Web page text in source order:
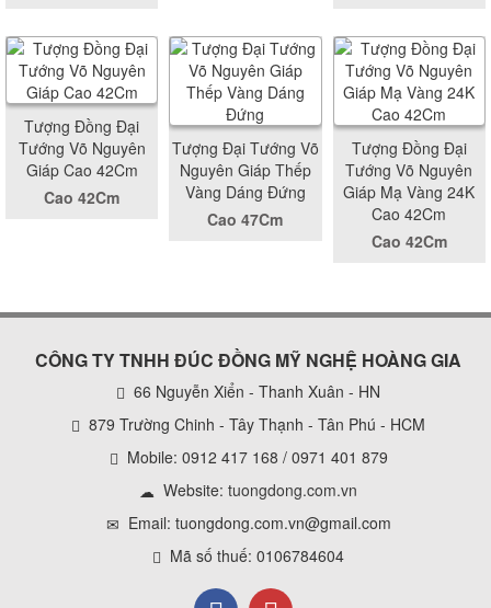
Tượng Đồng Đại
Tướng Võ Nguyên
Giáp Cao 42Cm
Cao 42Cm
Tượng Đại Tướng Võ
Nguyên Giáp Thếp
Vàng Dáng Đứng
Cao 47Cm
Tượng Đồng Đại
Tướng Võ Nguyên
Giáp Mạ Vàng 24K
Cao 42Cm
Cao 42Cm
CÔNG TY TNHH ĐÚC ĐỒNG MỸ NGHỆ HOÀNG GIA
66 Nguyễn Xiển - Thanh Xuân - HN
879 Trường Chinh - Tây Thạnh - Tân Phú - HCM
Mobile: 0912 417 168 / 0971 401 879
Website: tuongdong.com.vn
Email: tuongdong.com.vn@gmail.com
Mã số thuế: 0106784604